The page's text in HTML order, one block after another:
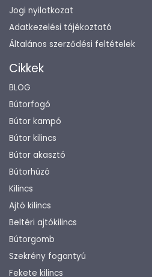
Jogi nyilatkozat
Adatkezelési tájékoztató
Általános szerződési feltételek
Cikkek
BLOG
Bútorfogó
Bútor kampó
Bútor kilincs
Bútor akasztó
Bútorhúzó
Kilincs
Ajtó kilincs
Beltéri ajtókilincs
Bútorgomb
Szekrény fogantyú
Fekete kilincs